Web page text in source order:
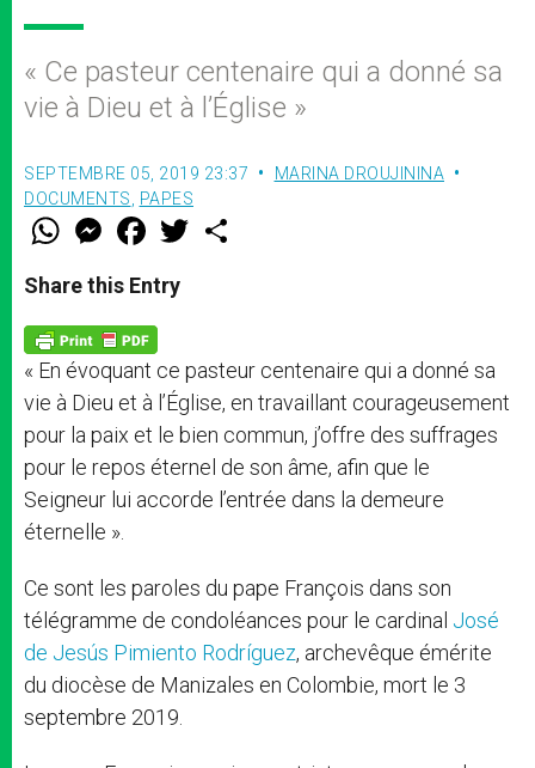
« Ce pasteur centenaire qui a donné sa
vie à Dieu et à l’Église »
SEPTEMBRE 05, 2019 23:37
MARINA DROUJININA
DOCUMENTS
PAPES
W
t
s
p
p
M
e
s
e
g
e
r
F
a
e
b
o
k
w
Share this Entry
« En évoquant ce pasteur centenaire qui a donné sa
vie à Dieu et à l’Église, en travaillant courageusement
pour la paix et le bien commun, j’offre des suffrages
pour le repos éternel de son âme, afin que le
Seigneur lui accorde l’entrée dans la demeure
éternelle ».
Ce sont les paroles du pape François dans son
télégramme de condoléances pour le cardinal José
de Jesús Pimiento Rodríguez, archevêque émérite
du diocèse de Manizales en Colombie, mort le 3
septembre 2019.